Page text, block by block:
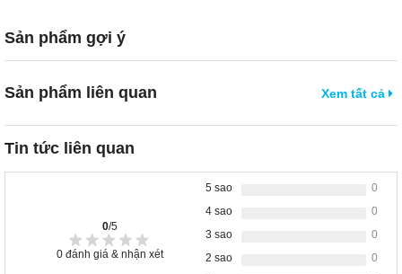
Sản phẩm gợi ý
Sản phẩm liên quan Xem tất cả
Tin tức liên quan
0/5
0 đánh giá & nhận xét
5 sao
0
4 sao
0
3 sao
0
2 sao
0